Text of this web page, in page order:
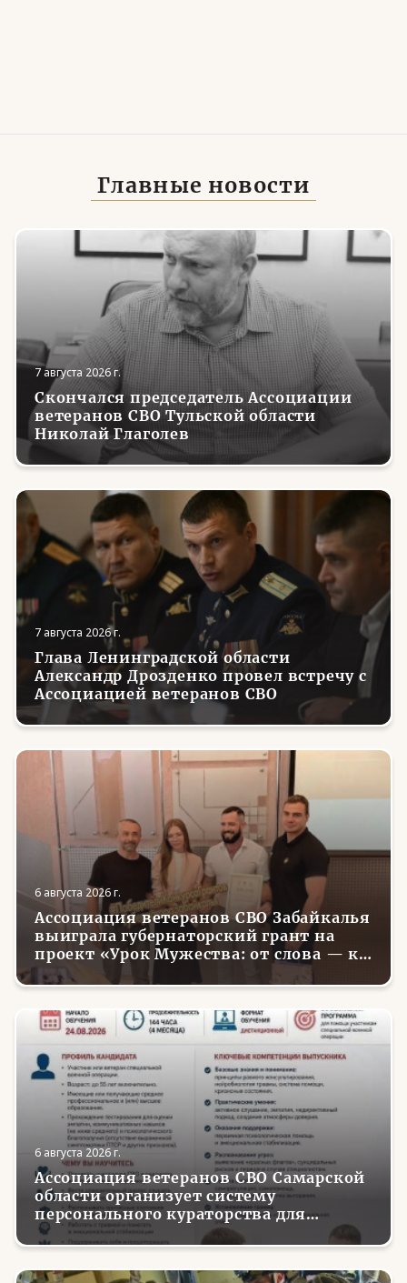
Главные новости
7 августа 2026 г.
Скончался председатель Ассоциации
ветеранов СВО Тульской области
Николай Глаголев
7 августа 2026 г.
Глава Ленинградской области
Александр Дрозденко провел встречу с
Ассоциацией ветеранов СВО
6 августа 2026 г.
Ассоциация ветеранов СВО Забайкалья
выиграла губернаторский грант на
проект «Урок Мужества: от слова — к
делу»
6 августа 2026 г.
Ассоциация ветеранов СВО Самарской
области организует систему
персонального кураторства для
трудоустройства и социализации
вернувшихся с фронта бойцов